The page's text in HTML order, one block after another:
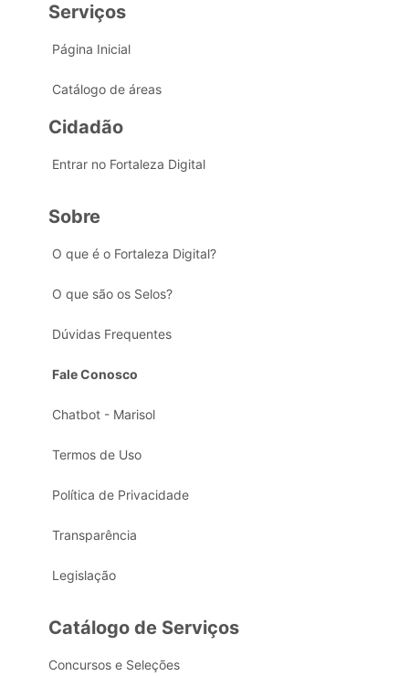
Serviços
Página Inicial
Catálogo de áreas
Cidadão
Entrar no Fortaleza Digital
Sobre
O que é o Fortaleza Digital?
O que são os Selos?
Dúvidas Frequentes
Fale Conosco
Chatbot - Marisol
Termos de Uso
Política de Privacidade
Transparência
Legislação
Catálogo de Serviços
Concursos e Seleções